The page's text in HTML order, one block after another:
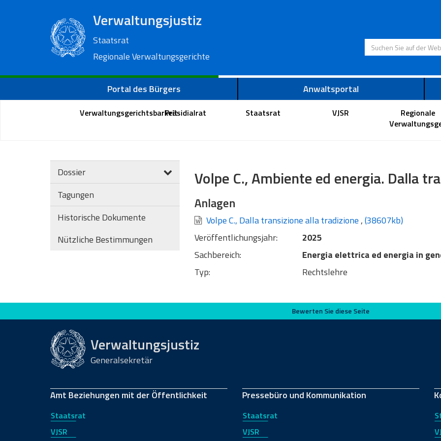
Verwaltungsjustiz
Staatsrat
Regionale Verwaltungsgerichte
Suchen Sie auf der
Portal des Bürgers Anwaltsportal
VerwaltungsgerichtsbarkeitPräsidialrat Staatsrat VJSR
Regionale
Dossier
Tagungen
Historische Dokumente
Nützliche Bestimmungen
Volpe C., Ambiente ed energia. Dalla
Anlagen
Volpe C., Dalla transizione alla tradizione ,(38607kb)
Veröffentlichungsjahr:
2025
Sachbereich:
Energia elettrica ed energia in
Typ:
Rechtslehre
Bewerten Sie diese Seite Bewerten Sie diese Seite
Verwaltungsjustiz
Generalsekretär
Amt Beziehungen mit der Öffentlichkeit
Staatsrat
VJSR
Pressebüro und Kommunikation
Staatsrat
VJSR